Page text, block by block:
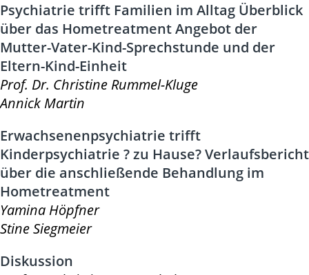
Psychiatrie trifft Familien im Alltag Überblick
über das Hometreatment Angebot der
Mutter-Vater-Kind-Sprechstunde und der
Eltern-Kind-Einheit
Prof. Dr. Christine Rummel-Kluge
Annick Martin
Erwachsenenpsychiatrie trifft
Kinderpsychiatrie ? zu Hause? Verlaufsbericht
über die anschließende Behandlung im
Hometreatment
Yamina Höpfner
Stine Siegmeier
Diskussion